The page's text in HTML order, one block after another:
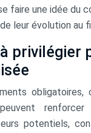
faire une idée du
leur évolution au
privilégier
obligatoires,
peuvent
potentiels,